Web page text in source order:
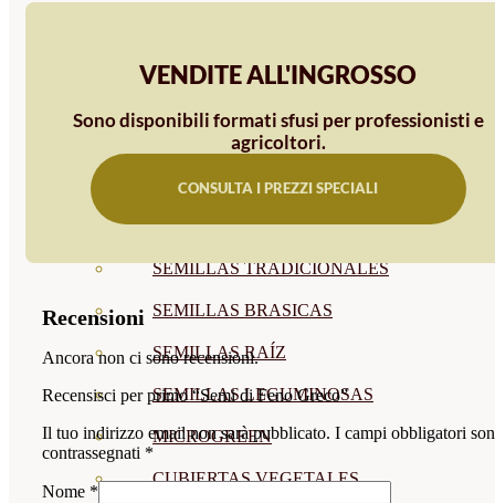
SEMILLAS FLORES
SEMILLAS FLORES
COMESTIBLES
SEMILLAS TRADICIONALES
SEMILLAS BRASICAS
SEMILLAS RAÍZ
SEMILLAS LEGUMINOSAS
MICROGREEN
CUBIERTAS VEGETALES
VENDITE ALL'INGROSSO
Sono disponibili formati sfusi per professionisti e
agricoltori.
CONSULTA I PREZZI SPECIALI
Recensioni
Ancora non ci sono recensioni.
Recensisci per primo “Semi di Feno Greco”
Il tuo indirizzo email non sarà pubblicato. I campi obbligatori
contrassegnati *
Nome *